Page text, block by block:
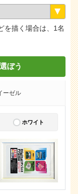
を描く場合は、1名
ぼう
ーゼル
ホワイト